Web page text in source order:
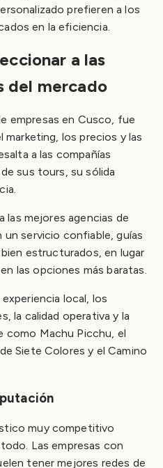
prefieren a los
en la eficiencia.
a las
del mercado
empresas en Cusco, fue
marketing, los precios y las
a las compañías
sus tours, su sólida
mejores agencias de
servicio confiable, guías
estructurados, en lugar
las opciones más baratas.
local, los
la calidad operativa y la
como Machu Picchu, el
Siete Colores y el Camino
muy competitivo
Las empresas con
tener mejores redes de